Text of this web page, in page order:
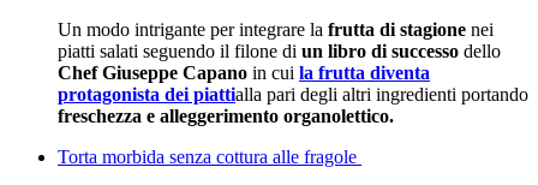
Un modo intrigante per integrare la frutta di stagione nei
piatti salati seguendo il filone di un libro di successo dello
Chef Giuseppe Capano in cui la frutta diventa
protagonista dei piattialla pari degli altri ingredienti portando
freschezza e alleggerimento organolettico.
Torta morbida senza cottura alle fragole